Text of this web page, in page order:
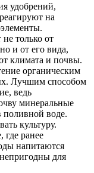
удобрений,
на
только от
и от его вида,
климата и почвы.
органическим
Лучшим способом
ведь
минеральные
поливной воде.
культуру.
где ранее
напитаются
для